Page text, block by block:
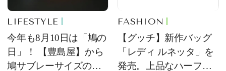
LIFESTYLE
今年も8月10日は「鳩の
日」！ 【豊島屋】から
鳩サブレーサイズのポ
FASHION
【グッチ】新作バッグ
「レディ ルネッタ」を
発売。上品なハーフム